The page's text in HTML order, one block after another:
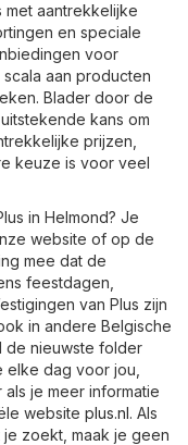
aantrekkelijke
en speciale
voor
aan producten
Blader door de
kans om
prijzen,
keuze is voor veel
in Helmond? Je
website of op de
mee dat de
feestdagen,
van Plus zijn
in andere Belgische
de nieuwste folder
elke dag voor jou,
je meer informatie
website plus.nl. Als
je zoekt, maak je geen